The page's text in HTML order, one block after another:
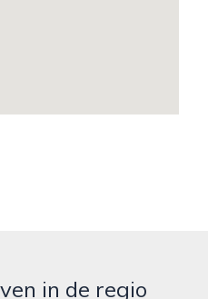
in de regio